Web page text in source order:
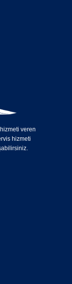
hizmeti veren
hizmeti